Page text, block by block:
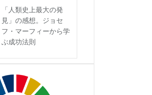
「人類史上最大の発
見」の感想。ジョセ
フ・マーフィーから学
ぶ成功法則